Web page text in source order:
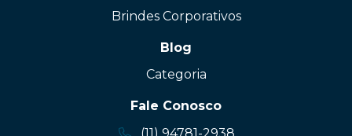
Brindes Corporativos
Blog
Categoria
Fale Conosco